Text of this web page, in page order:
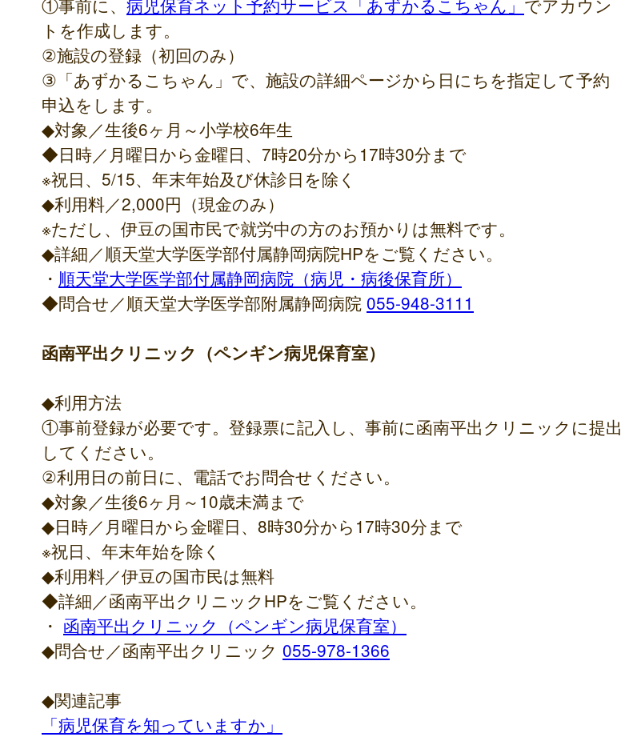
①事前に、 病児保育ネット予約サービス「あずかるこちゃん」 でアカウン
トを作成します。
②施設の登録（初回のみ）
③「あずかるこちゃん」で、施設の詳細ページから日にちを指定して予約
申込をします。
◆対象／生後6ヶ月～小学校6年生
◆日時／月曜日から金曜日、7時20分から17時30分まで
※祝日、5/15、年末年始及び休診日を除く
◆利用料／2,000円（現金のみ）
※ただし、伊豆の国市民で就労中の方のお預かりは無料です。
◆詳細／順天堂大学医学部付属静岡病院HPをご覧ください。
・ 順天堂大学医学部付属静岡病院（病児・病後保育所）
◆問合せ／順天堂大学医学部附属静岡病院 055-948-3111
函南平出クリニック（ペンギン病児保育室）
◆利用方法
①事前登録が必要です。登録票に記入し、事前に函南平出クリニックに提出
してください。
②利用日の前日に、電話でお問合せください。
◆対象／生後6ヶ月～10歳未満まで
◆日時／月曜日から金曜日、8時30分から17時30分まで
※祝日、年末年始を除く
◆利用料／伊豆の国市民は無料
◆詳細／函南平出クリニックHPをご覧ください。
・ 函南平出クリニック（ペンギン病児保育室）
◆問合せ／函南平出クリニック 055-978-1366
◆関連記事
「病児保育を知っていますか」